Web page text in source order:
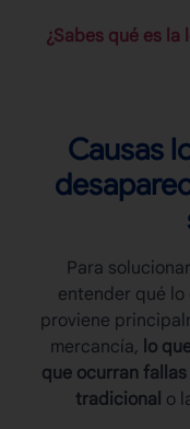
¿Sabes qué es
Causas
Para
entender qué lo
proviene
mercancía, lo
que ocurran
tradicional o